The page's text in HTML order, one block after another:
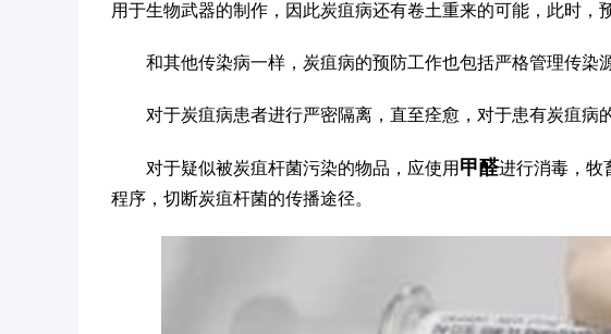
用于生物武器的制作，因此炭疽病还有卷土重来的可能，此时，
和其他传染病一样，炭疽病的预防工作也包括严格管理传
对于炭疽病患者进行严密隔离，直至痊愈，对于患有炭疽病
对于疑似被炭疽杆菌污染的物品，应使用 甲醛进行消毒，牧
程序，切断炭疽杆菌的传播途径。